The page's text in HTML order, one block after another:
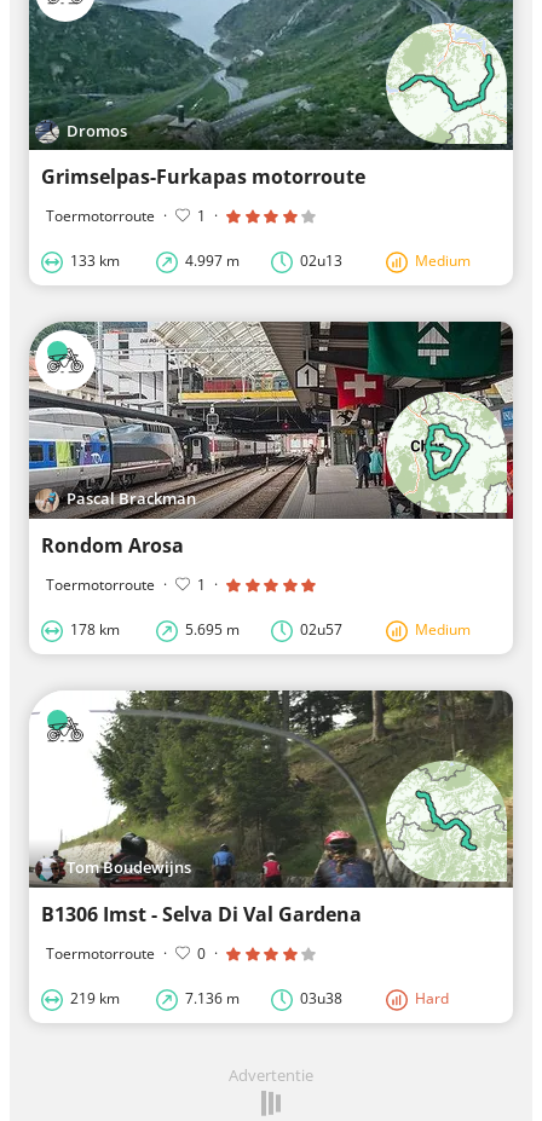
Dromos
Grimselpas-Furkapas motorroute
Toermotorroute · 1 ·
133 km 4.997 m 02u13 Medium
Pascal Brackman
Rondom Arosa
Toermotorroute · 1 ·
178 km 5.695 m 02u57 Medium
Tom Boudewijns
B1306 Imst - Selva Di Val Gardena
Toermotorroute · 0 ·
219 km 7.136 m 03u38 Hard
Advertentie